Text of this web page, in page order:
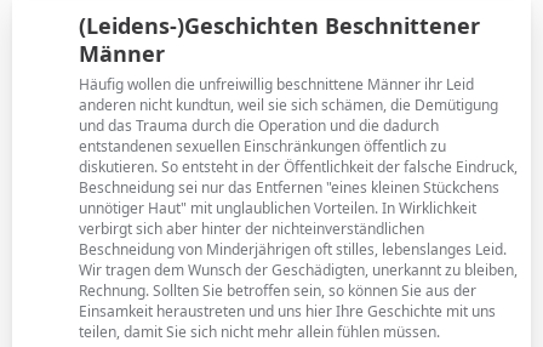
ä
g
e
e
i
t
r
ä
g
e
(Leidens-)Geschichten Beschnittener
Männer
Häufig wollen die unfreiwillig beschnittene Männer ihr Leid
anderen nicht kundtun, weil sie sich schämen, die Demütigung
und das Trauma durch die Operation und die dadurch
entstandenen sexuellen Einschränkungen öffentlich zu
diskutieren. So entsteht in der Öffentlichkeit der falsche Eindruck,
Beschneidung sei nur das Entfernen "eines kleinen Stückchens
unnötiger Haut" mit unglaublichen Vorteilen. In Wirklichkeit
verbirgt sich aber hinter der nichteinverständlichen
Beschneidung von Minderjährigen oft stilles, lebenslanges Leid.
Wir tragen dem Wunsch der Geschädigten, unerkannt zu bleiben,
Rechnung. Sollten Sie betroffen sein, so können Sie aus der
Einsamkeit heraustreten und uns hier Ihre Geschichte mit uns
teilen, damit Sie sich nicht mehr allein fühlen müssen.